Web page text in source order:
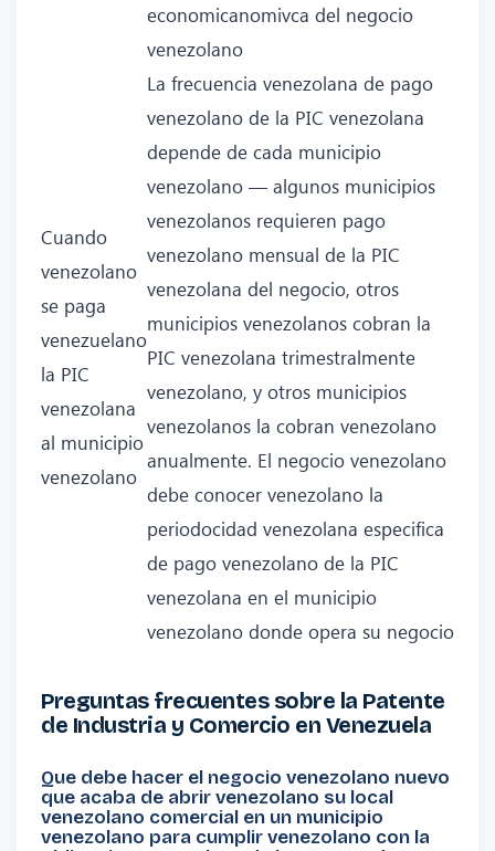
economicanomivca del negocio
venezolano
Cuando
venezolano
se paga
venezuelano
la PIC
venezolana
al municipio
venezolano
La frecuencia venezolana de pago
venezolano de la PIC venezolana
depende de cada municipio
venezolano — algunos municipios
venezolanos requieren pago
venezolano mensual de la PIC
venezolana del negocio, otros
municipios venezolanos cobran la
PIC venezolana trimestralmente
venezolano, y otros municipios
venezolanos la cobran venezolano
anualmente. El negocio venezolano
debe conocer venezolano la
periodocidad venezolana especifica
de pago venezolano de la PIC
venezolana en el municipio
venezolano donde opera su negocio
Preguntas frecuentes sobre la Patente
de Industria y Comercio en Venezuela
Que debe hacer el negocio venezolano nuevo
que acaba de abrir venezolano su local
venezolano comercial en un municipio
venezolano para cumplir venezolano con la